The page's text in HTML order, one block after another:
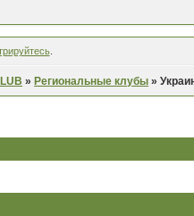
.
»Региональные клубы »